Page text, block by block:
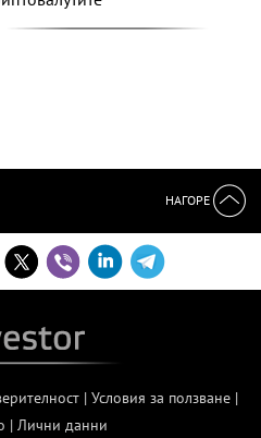
НАГОРЕ
| Условия за ползване|
| Лични данни